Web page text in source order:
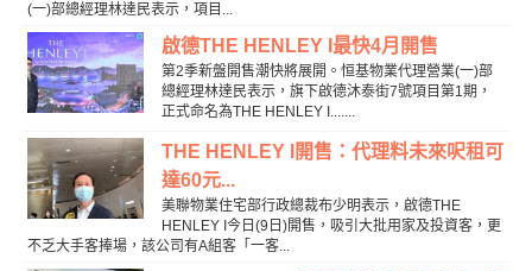
(一)部總經理林達民表示，項目...
啟德THE HENLEY I最快4月開售
第2季新盤開售潮快將展開。恒基物業代理營業(一)部
總經理林達民表示，旗下啟德沐泰街7號項目第1期，
正式命名為THE HENLEY I.......
THE HENLEY I開售：代理料未來呎租可
達60元...
美聯物業住宅部行政總裁布少明表示，啟德THE
HENLEY I今日(9日)開售，吸引大批用家及投資客，更
不乏大手客捧場，該公司有A組客「一客...